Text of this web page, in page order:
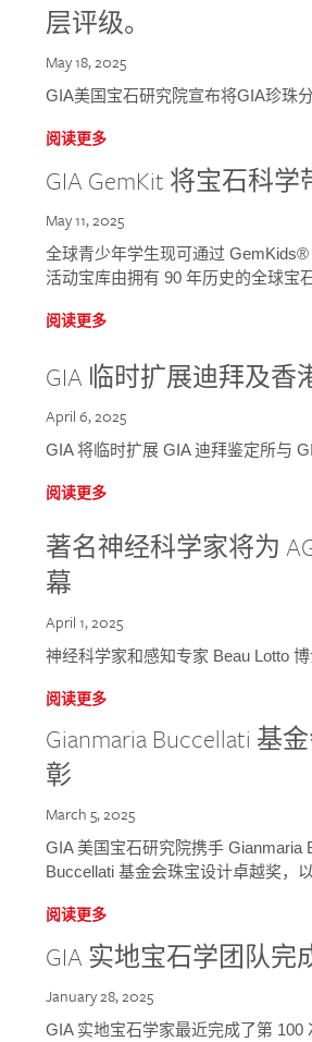
层评级。
May 18, 2025
GIA美国宝石研究院宣布将GIA珍珠
阅读更多
GIA GemKit 将宝石科
May 11, 2025
全球青少年学生现可通过
活动宝库由拥有 90 年历史的全球宝
阅读更多
GIA 临时扩展迪拜及
April 6, 2025
GIA 将临时扩展 GIA 迪拜鉴定所与
阅读更多
著名神经科学家将为
幕
April 1, 2025
神经科学家和感知专家 Beau Lotto
阅读更多
Gianmaria Buccellati
彰
March 5, 2025
GIA 美国宝石研究院携手 Gianmaria
Buccellati 基金会珠宝设计卓越奖，
阅读更多
GIA 实地宝石学团队完
January 28, 2025
GIA 实地宝石学家最近完成了第